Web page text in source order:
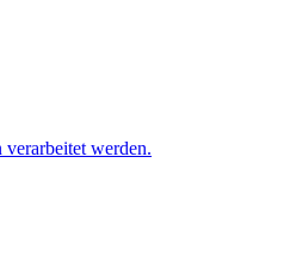
werden.